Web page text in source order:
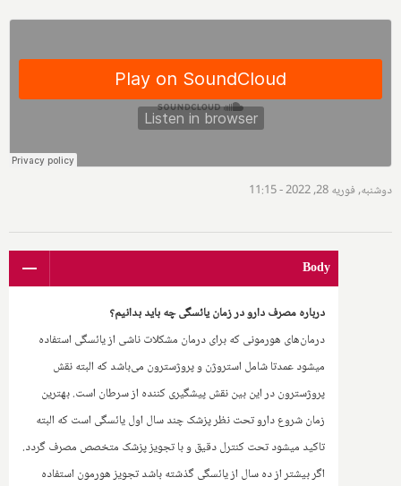
دوشنبه, فوریه 28, 2022 - 11:15
Body
درباره مصرف دارو در زمان یائسگی چه باید بدانیم؟
درمان‌های هورمونی که برای درمان مشکلات ناشی از یائسگی استفاده
میشود عمدتا شامل استروژن و پروژسترون می‌باشد که البته نقش
پروژسترون در این بین نقش پیشگیری کننده از سرطان است. بهترین
زمان شروع دارو تحت نظر پزشک چند سال اول یائسگی است که البته
تاکید میشود تحت کنترل دقیق و با تجویز پزشک متخصص مصرف گردد.
اگر بیشتر از ده سال از یائسگی گذشته باشد تجویز هورمون استفاده